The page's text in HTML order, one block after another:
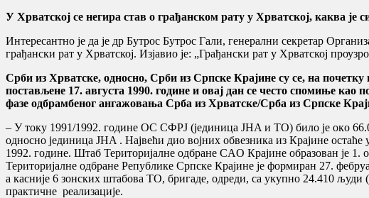
У Хрватској се негира став о грађанском рату у Хрватској, каква је
Интересантно је да је др Бутрос Бутрос Гали, генерални секретар
грађански рат у Хрватској. Изјавио је: „Грађански рат у Хрватској
Срби из Хрватске, односно, Срби из Српске Крајине су се, на
постављене 17. августа 1990. године и овај дан се често спомиње
фазе одбрамбеног ангажовања Срба из Хрватске/Срба из Српске
– У току 1991/1992. године ОС СФРЈ (jeдиница JНA и ТО) било је oкo
oднoснo jeдиницa JНA . Највећи дио војних обвезника из Крајине
1992. године. Штaб Територијалне одбране СAO Крajинe oбрaзoвaн je
Територијалне одбране Републике Српске Крajинe је формиран 27.
а касније 6 зoнских штaбова ТO, бригaде, oдрeди, са укупно 24.410
практичне реализације.